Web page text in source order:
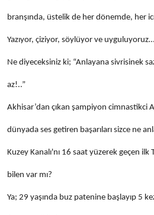
branşında, üstelik de her dönemde, her
Yazıyor, çiziyor, söylüyor ve uyguluyoruz…
Ne diyeceksiniz ki; “Anlayana sivrisinek
az!..”
Akhisar’dan çıkan şampiyon cimnastikci
dünyada ses getiren başarıları sizce ne
Kuzey Kanalı'nı 16 saat yüzerek geçen ilk
bilen var mı?
Ya; 29 yaşında buz patenine başlayıp 5